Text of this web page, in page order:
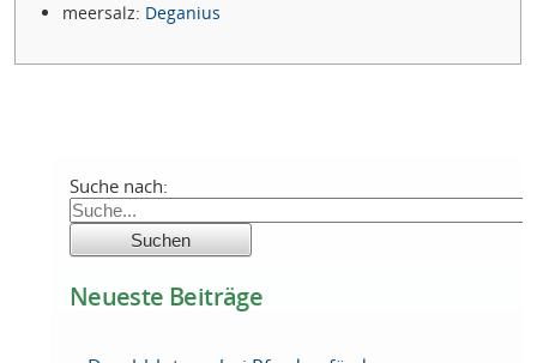
meersalz: Deganius
Suche nach:
Neueste Beiträge